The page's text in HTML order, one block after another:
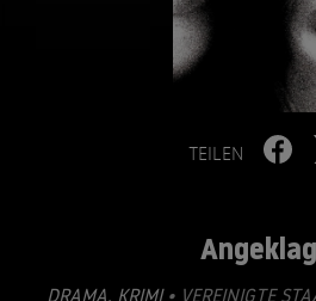
TEILEN
DRAMA, KRIMI• VEREINIGTE